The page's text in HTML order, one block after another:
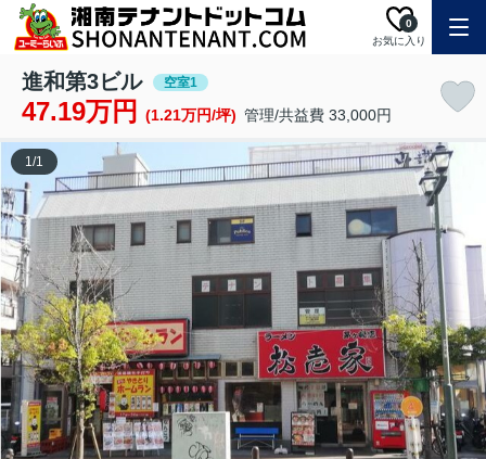
お気に入り
0
進和第3ビル 空室1
47.19万円 (1.21万円/坪) 管理/共益費 33,000円
1/1